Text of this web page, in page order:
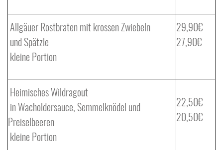
Allgäuer Rostbraten mit krossen Zwiebeln
und Spätzle
kleine Portion
29,90€
27,90€
Heimisches Wildragout
in Wacholdersauce, Semmelknödel und
Preiselbeeren
kleine Portion
22,50€
20,50€